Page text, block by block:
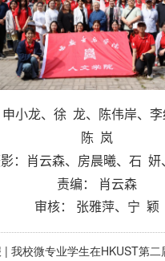
申小龙、徐 龙、陈伟岸、 李
陈 岚
：
肖云森、房晨曦、石
责编： 肖云森
审核： 张雅萍、宁 颖